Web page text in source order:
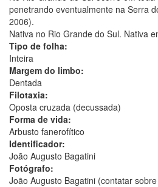
penetrando eventualmente na Serra
2006).
Nativa no Rio Grande do Sul. Nativa
Tipo de folha:
Inteira
Margem do limbo:
Dentada
Filotaxia:
Oposta cruzada (decussada)
Forma de vida:
Arbusto fanerofítico
Identificador:
João Augusto Bagatini
Fotógrafo:
João Augusto Bagatini (contatar